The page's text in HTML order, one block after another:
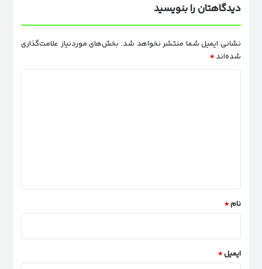
دیدگاهتان را بنویسید
نشانی ایمیل شما منتشر نخواهد شد. بخش‌های موردنیاز علامت‌گذاری
شده‌اند *
نام*
ایمیل*